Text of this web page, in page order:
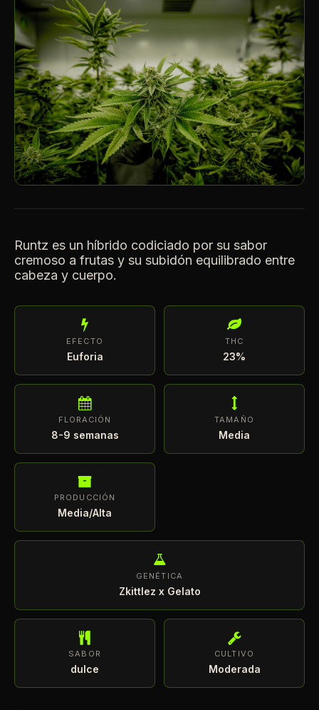
Runtz es un híbrido codiciado por su sabor
cremoso a frutas y su subidón equilibrado entre
cabeza y cuerpo.
EFECTO
Euforia
THC
23%
FLORACIÓN
8-9 semanas
TAMAÑO
Media
PRODUCCIÓN
Media/Alta
GENÉTICA
Zkittlez x Gelato
SABOR
dulce
CULTIVO
Moderada